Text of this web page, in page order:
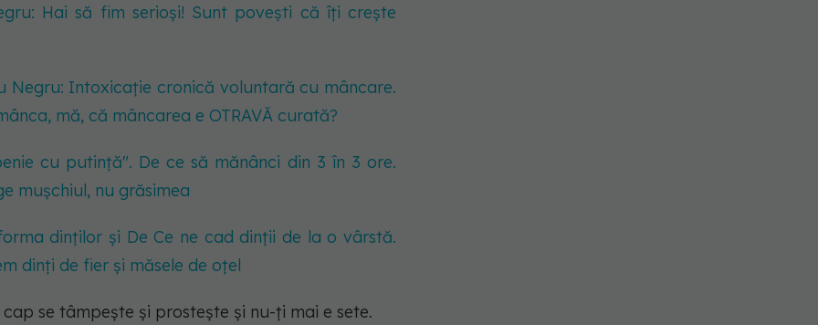
Hai să fim serioși! Sunt povești că îți crește
Negru: Intoxicație cronică voluntară cu mâncare.
mă, că mâncarea e OTRAVĂ curată?
cu putință". De ce să mănânci din 3 în 3 ore.
mușchiul, nu grăsimea
dinților și De Ce ne cad dinții de la o vârstă.
dinți de fier și măsele de oțel
se tâmpește și prostește și nu-ți mai e sete.